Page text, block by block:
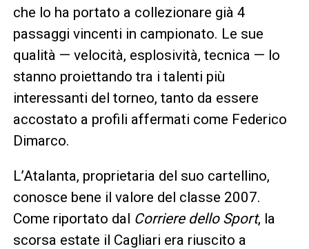
che lo ha portato a collezionare già 4
passaggi vincenti in campionato. Le sue
qualità — velocità, esplosività, tecnica — lo
stanno proiettando tra i talenti più
interessanti del torneo, tanto da essere
accostato a profili affermati come Federico
Dimarco.
L’Atalanta, proprietaria del suo cartellino,
conosce bene il valore del classe 2007.
Come riportato dal Corriere dello Sport, la
scorsa estate il Cagliari era riuscito a